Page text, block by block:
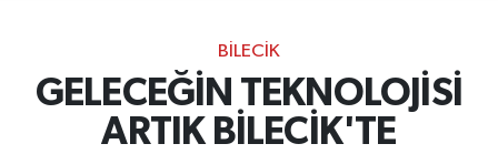
BİLECİK
GELECEĞİN TEKNOLOJİSİ
ARTIK BİLECİK'TE
SPOR
RESMİ İLANLAR
Bilecik Trafik Yoğunluk Haritası
Süper Lig Puan Durumu ve Fikstür